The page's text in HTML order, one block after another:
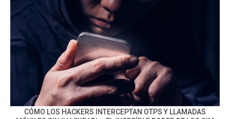
CÓMO LOS HACKERS INTERCEPTAN OTPS Y LLAMADAS